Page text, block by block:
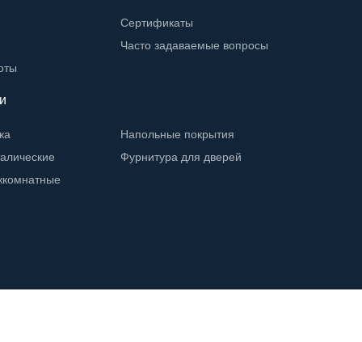
Сертификаты
Часто задаваемые вопросы
Напольные покрытия
Фурнитура для дверей